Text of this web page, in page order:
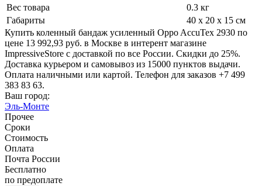
Вес товара
0.3 кг
Габариты
40 x 20 x 15 см
Купить коленный бандаж усиленный Oppo AccuTex 2930 по
цене 13 992,93 руб. в Москве в интерент магазине
ImpressiveStore с доставкой по все России. Скидки до 25%.
Доставка курьером и самовывоз из 15000 пунктов выдачи.
Оплата наличными или картой. Телефон для заказов +7 499
383 83 63.
Ваш город:
Эль-Монте
Прочее
Сроки
Стоимость
Оплата
Почта России
Бесплатно
по предоплате